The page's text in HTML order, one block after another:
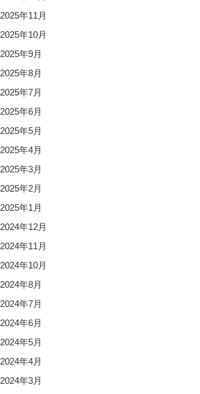
2025年11月
2025年10月
2025年9月
2025年8月
2025年7月
2025年6月
2025年5月
2025年4月
2025年3月
2025年2月
2025年1月
2024年12月
2024年11月
2024年10月
2024年8月
2024年7月
2024年6月
2024年5月
2024年4月
2024年3月